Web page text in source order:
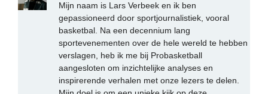
Mijn naam is Lars Verbeek en ik ben
gepassioneerd door sportjournalistiek, vooral
basketbal. Na een decennium lang
sportevenementen over de hele wereld te hebben
verslagen, heb ik me bij Probasketball
aangesloten om inzichtelijke analyses en
inspirerende verhalen met onze lezers te delen.